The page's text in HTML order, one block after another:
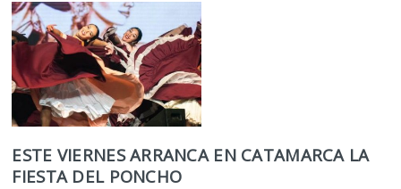
ESTE VIERNES ARRANCA EN CATAMARCA LA
FIESTA DEL PONCHO